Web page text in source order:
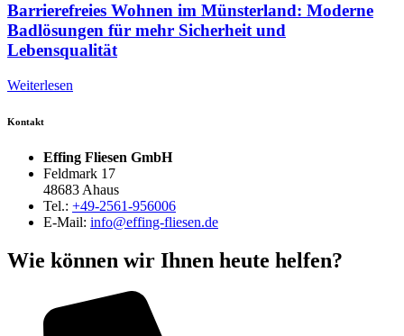
Barrierefreies Wohnen im Münsterland: Moderne
Badlösungen für mehr Sicherheit und
Lebensqualität
Weiterlesen
Kontakt
Effing Fliesen GmbH
Feldmark 17
48683 Ahaus
Tel.: +49-2561-956006
E-Mail: info@effing-fliesen.de
Wie können wir Ihnen heute helfen?